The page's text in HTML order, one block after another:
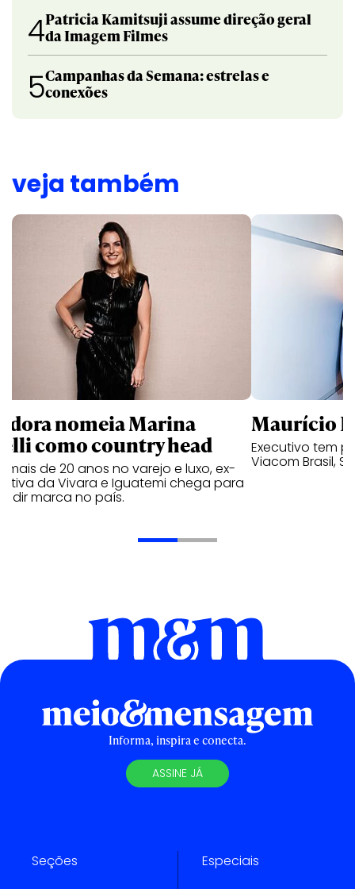
4Patricia Kamitsuji assume direção geral
da Imagem Filmes
5Campanhas da Semana: estrelas e
conexões
veja também
nomeia Marina
como country head
mais de 20 anos no varejo e luxo, ex-
da Vivara e Iguatemi chega para
marca no país.
Maurício
Executivo tem
Viacom Brasil,
Informa, inspira e conecta.
ASSINE JÁ
Seções Especiais